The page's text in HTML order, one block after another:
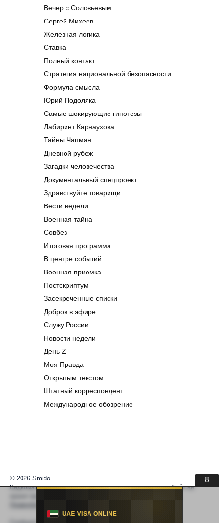
Вечер с Соловьевым
Сергей Михеев
Железная логика
Ставка
Полный контакт
Стратегия национальной безопасности
Формула смысла
Юрий Подоляка
Самые шокирующие гипотезы
Лабиринт Карнаухова
Тайны Чапман
Дневной рубеж
Загадки человечества
Документальный спецпроект
Здравствуйте товарищи
Вести недели
Военная тайна
Совбез
Итоговая программа
В центре событий
Военная приемка
Постскриптум
Засекреченные списки
Добров в эфире
Служу России
Новости недели
День Z
Моя Правда
Открытым текстом
Штатный корреспондент
Международное обозрение
8
© 2026 Smido
Видеоматериалы встраиваются из открытых источников. Сайт не